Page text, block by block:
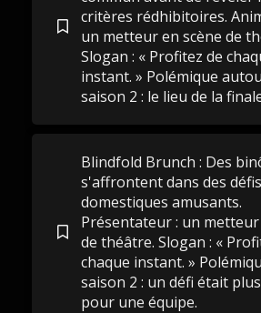
critères rédhibitoires.
un metteur en scène de
Slogan : « Profitez de
instant. » Polémique
saison 2 : le lieu de la
Blindfold Brunch : Des
s'affrontent dans des défis
domestiques amusants.
Présentateur : un metteur
de théâtre. Slogan : «
chaque instant. »
saison 2 : un défi était
pour une équipe.